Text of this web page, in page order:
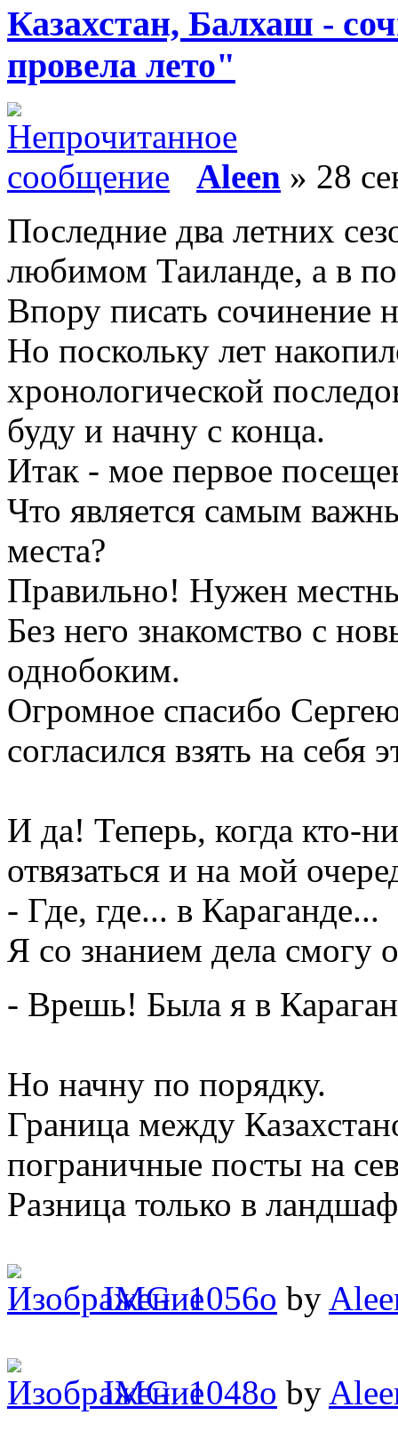
Казахстан, Балхаш -
провела лето"
Aleen » 28
Последние два летних
любимом Таиланде, а в
Впору писать сочинение
Но поскольку лет
хронологической
буду и начну с конца.
Итак - мое первое
Что является самым
места?
Правильно! Нужен
Без него знакомство с
однобоким.
Огромное спасибо
согласился взять на себя
И да! Теперь, когда кто-
отвязаться и на мой
- Где, где... в Караганде...
Я со знанием дела смогу
- Врешь! Была я в
Но начну по порядку.
Граница между
пограничные посты на
Разница только в
IMG_1056o by
IMG_1048o by